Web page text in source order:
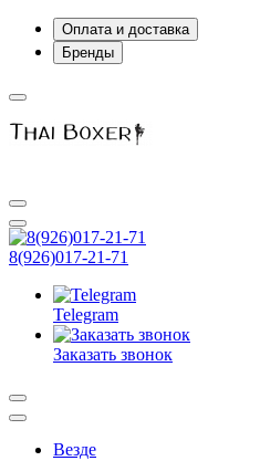
Оплата и доставка
Бренды
8(926)017-21-71
Telegram
Заказать звонок
Везде